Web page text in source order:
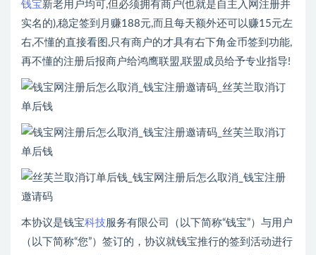
钱宝新老用户均可,但必须拥有商户(也就是自主入网注册并
实名的),稳定签到月赚188元,而且每天额外还可以赚15元左
右,不懂的直接看图,只有商户的才具有右下角金币签到功能,
再不懂的注册后报商户给鸿鹰联盟,联盟成员给予专业指导!
本协议是钱宝科技服务有限公司（以下简称“钱宝”）与用户
（以下简称“您”）签订的，协议就钱宝推行的签到活动进行